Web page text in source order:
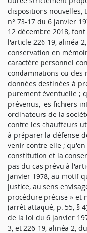
dispositions nouvelles,
n° 78-17 du 6 janvier
12 décembre 2018,
l'article 226-19, alinéa
conservation en
caractère personnel
condamnations ou des
données destinées à
purement éventuelle ;
prévenus, les fichiers
ordinateurs de la
contre les chauffeurs
à préparer la défense
venir contre elle ;
constitution et la
pas du cas prévu à
janvier 1978, au motif
justice, au sens
procédure précise » et
(arrêt attaqué, p. 55, §
de la loi du 6 janvier
3, et 226-19, alinéa 2,